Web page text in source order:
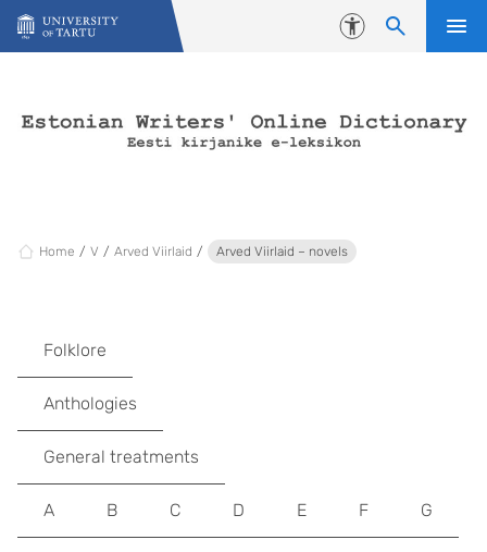
Skip to content
Accessibility
Home V Arved Viirlaid Arved Viirlaid – novels
Folklore
Anthologies
General treatments
A B C D E F G